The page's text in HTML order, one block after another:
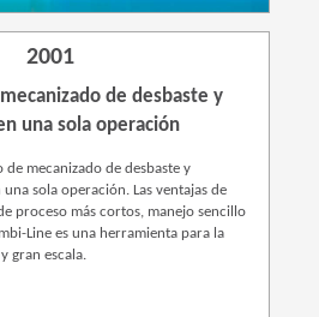
2001
de desbaste y
una sola operación
de mecanizado de desbaste y
sola operación. Las ventajas de
proceso más cortos, manejo sencillo
Line es una herramienta para la
gran escala.